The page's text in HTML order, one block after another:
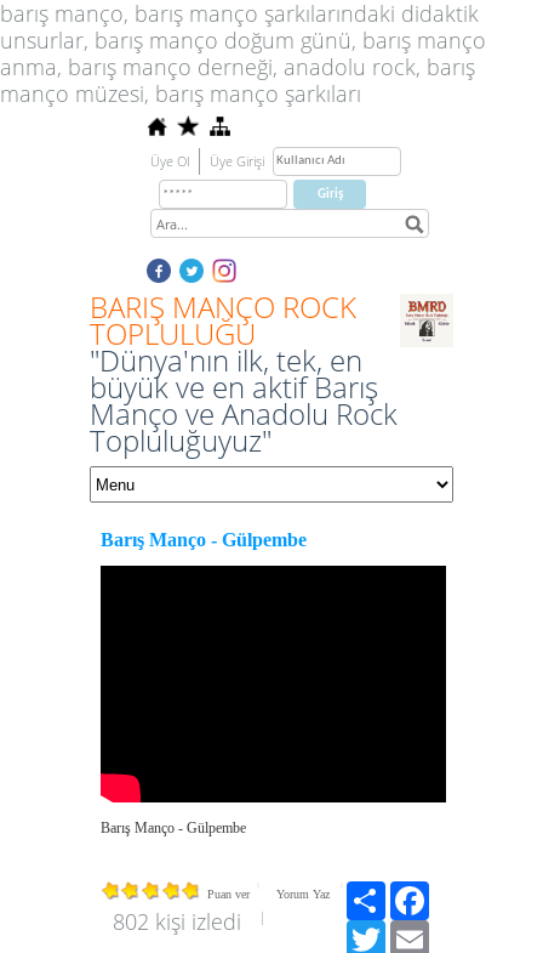
barış manço, barış manço şarkılarındaki didaktik
unsurlar, barış manço doğum günü, barış manço
anma, barış manço derneği, anadolu rock, barış
manço müzesi, barış manço şarkıları
Üye Ol Üye Girişi
BARIŞ MANÇO ROCK
TOPLULUĞU
"Dünya'nın ilk, tek, en
büyük ve en aktif Barış
Manço ve Anadolu Rock
Topluluğuyuz"
Barış Manço - Gülpembe
Barış Manço - Gülpembe
Puan ver Yorum Yaz
802 kişi izledi
Paylaş
Twitter